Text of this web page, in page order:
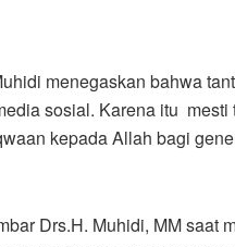
menegaskan bahwa
sosial. Karena itu
kepada Allah bagi
Drs.H. Muhidi, MM saat